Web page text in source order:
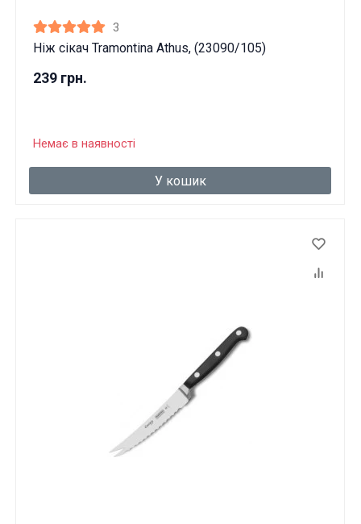
3
Ніж сікач Tramontina Athus, (23090/105)
239 грн.
Немає в наявності
У кошик